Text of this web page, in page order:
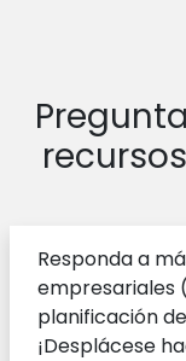
Responda a
empresariales
planificación
¡Desplácese